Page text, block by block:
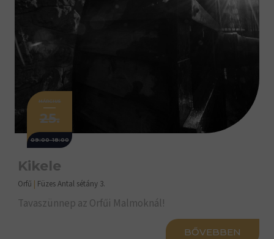
MÁRCIUS
25.
09:00-18:00
Kikele
Orfű | Füzes Antal sétány 3.
Tavaszünnep az Orfűi Malmoknál!
BŐVEBBEN